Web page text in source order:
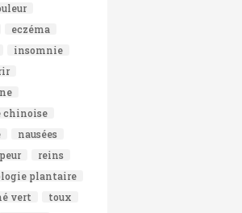
eczéma
insomnie
chinoise
nausées
peur
reins
plantaire
vert
toux